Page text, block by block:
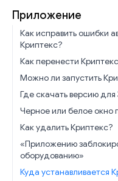
Приложение
Как исправить ошибки
Криптекс?
Как перенести
Можно ли запустить
Где скачать версию
Черное или белое окно
Как удалить Криптекс?
«Приложению
оборудованию»
Куда устанавливается